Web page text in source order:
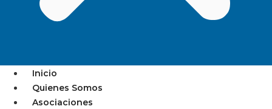
Inicio
Quienes Somos
Asociaciones